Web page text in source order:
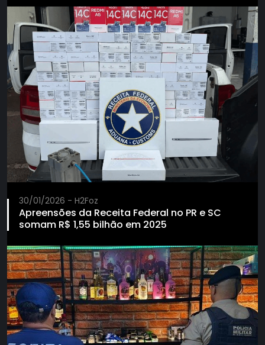
30/01/2026 - H2Foz
Apreensões da Receita Federal no PR e SC
somam R$ 1,55 bilhão em 2025